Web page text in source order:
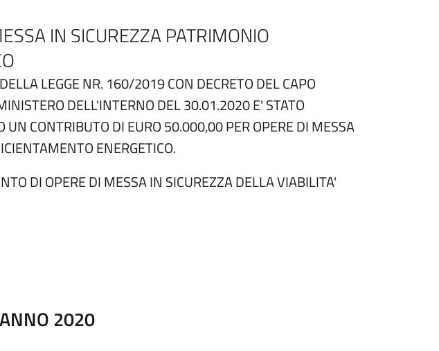
IN SICUREZZA PATRIMONIO
LEGGE NR. 160/2019 CON DECRETO DEL CAPO
DELL'INTERNO DEL 30.01.2020 E' STATO
CONTRIBUTO DI EURO 50.000,00 PER OPERE DI MESSA
ENERGETICO.
DI OPERE DI MESSA IN SICUREZZA DELLA VIABILITA'
2020